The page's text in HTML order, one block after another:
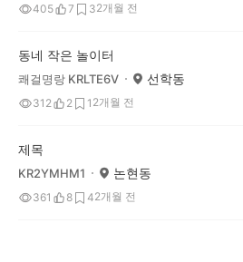
405 7 32개월 전
동네 작은 놀이터
쾌걸명랑 KRLTE6V 선학동
312 2 1 2개월 전
제목
KR2YMHM1 논현동
361 8 42개월 전